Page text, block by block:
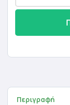
Περιγραφή